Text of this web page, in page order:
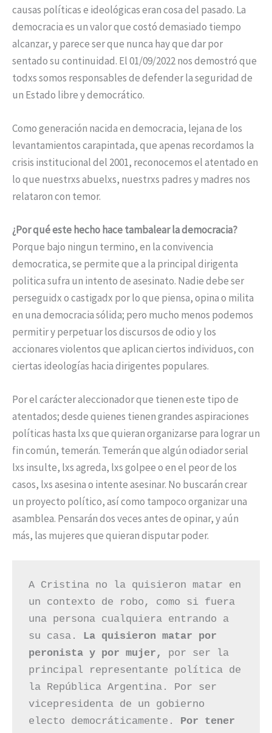
causas políticas e ideológicas eran cosa del pasado. La
democracia es un valor que costó demasiado tiempo
alcanzar, y parece ser que nunca hay que dar por
sentado su continuidad. El 01/09/2022 nos demostró que
todxs somos responsables de defender la seguridad de
un Estado libre y democrático.
Como generación nacida en democracia, lejana de los
levantamientos carapintada, que apenas recordamos la
crisis institucional del 2001, reconocemos el atentado en
lo que nuestrxs abuelxs, nuestrxs padres y madres nos
relataron con temor.
¿Por qué este hecho hace tambalear la democracia?
Porque bajo ningun termino, en la convivencia
democratica, se permite que a la principal dirigenta
politica sufra un intento de asesinato. Nadie debe ser
perseguidx o castigadx por lo que piensa, opina o milita
en una democracia sólida; pero mucho menos podemos
permitir y perpetuar los discursos de odio y los
accionares violentos que aplican ciertos individuos, con
ciertas ideologías hacia dirigentes populares.
Por el carácter aleccionador que tienen este tipo de
atentados; desde quienes tienen grandes aspiraciones
políticas hasta lxs que quieran organizarse para lograr un
fin común, temerán. Temerán que algún odiador serial
lxs insulte, lxs agreda, lxs golpee o en el peor de los
casos, lxs asesina o intente asesinar. No buscarán crear
un proyecto político, así como tampoco organizar una
asamblea. Pensarán dos veces antes de opinar, y aún
más, las mujeres que quieran disputar poder.
A Cristina no la quisieron matar en
un contexto de robo, como si fuera
una persona cualquiera entrando a
su casa. La quisieron matar por
peronista y por mujer,
por ser la
principal representante política de
la República Argentina. Por ser
vicepresidenta de un gobierno
electo democráticamente. Por tener